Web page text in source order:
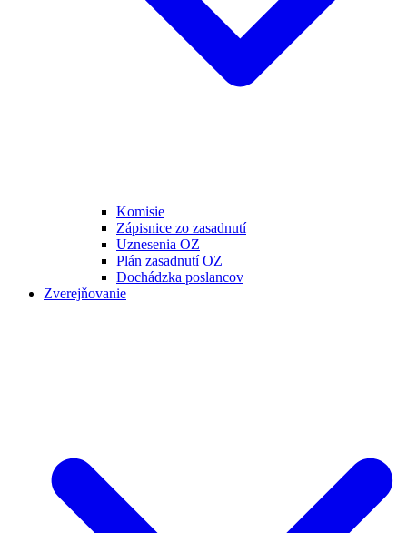
Komisie
Zápisnice zo zasadnutí
Uznesenia OZ
Plán zasadnutí OZ
Dochádzka poslancov
Zverejňovanie